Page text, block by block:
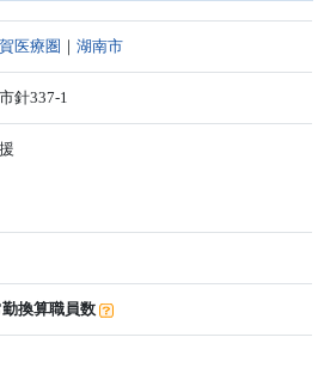
医療圏 ｜湖南市
針337-1
換算職員数